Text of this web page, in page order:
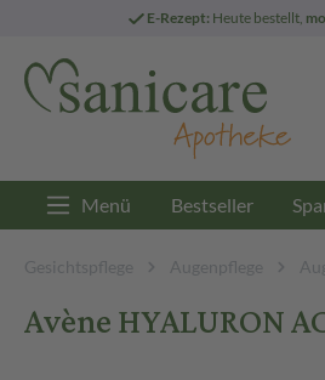
E-Rezept: Heute bestellt,
Menü Bestseller
Gesichtspflege Augenpflege
Avène HYALURON